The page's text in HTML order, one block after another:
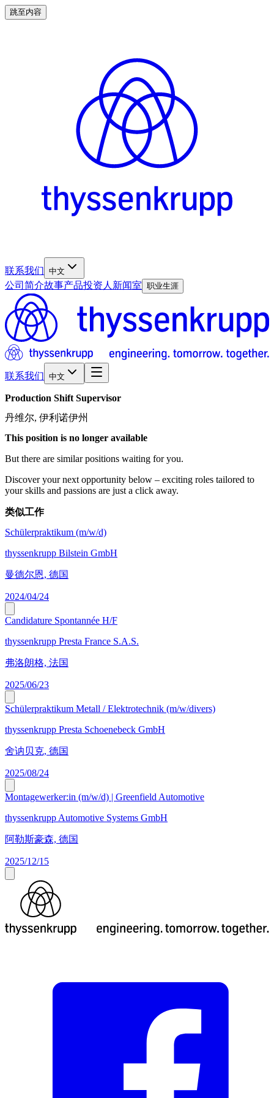
跳至内容
联系我们 中文
公司简介故事产品投资人 新闻室 职业生涯
联系我们 中文
Production Shift Supervisor
丹维尔, 伊利诺伊州
This position is no longer available
But there are similar positions waiting for you.
Discover your next opportunity below – exciting roles tailored to
your skills and passions are just a click away.
类似工作
Schülerpraktikum (m/w/d)
thyssenkrupp Bilstein GmbH
曼德尔恩, 德国
2024/04/24
Candidature Spontannée H/F
thyssenkrupp Presta France S.A.S.
弗洛朗格, 法国
2025/06/23
Schülerpraktikum Metall / Elektrotechnik (m/w/divers)
thyssenkrupp Presta Schoenebeck GmbH
舍讷贝克, 德国
2025/08/24
Montagewerker:in (m/w/d) | Greenfield Automotive
thyssenkrupp Automotive Systems GmbH
阿勒斯豪森, 德国
2025/12/15